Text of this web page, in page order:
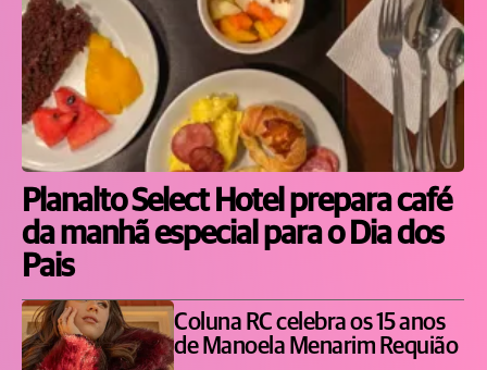
Planalto Select Hotel prepara café
da manhã especial para o Dia dos
Pais
Coluna RC celebra os 15 anos
de Manoela Menarim Requião